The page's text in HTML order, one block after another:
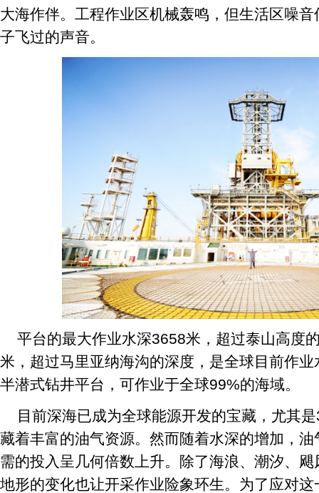
大海作伴。工程作业区机械轰鸣，但生活区噪
子飞过的声音。
平台的最大作业水深3658米，超过泰山高度
米，超过马里亚纳海沟的深度，是全球目前作
半潜式钻井平台，可作业于全球99%的海域。
目前深海已成为全球能源开发的宝藏，尤其
藏着丰富的油气资源。然而随着水深的增加，
需的投入呈几何倍数上升。除了海浪、潮汐、
地形的变化也让开采作业险象环生。为了应对